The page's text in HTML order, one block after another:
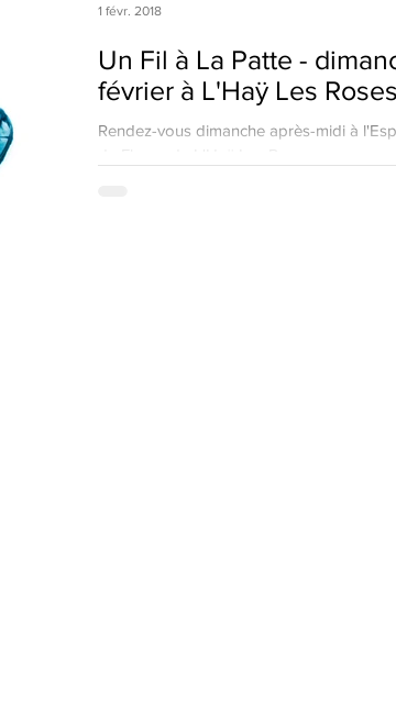
Un Fil à La Patte -
février à L'Haÿ Les
Rendez-vous dimanche après-midi à
1 févr. 2018